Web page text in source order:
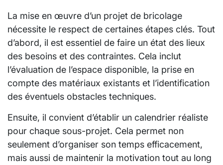
La mise en œuvre d’un projet de bricolage
nécessite le respect de certaines étapes clés. Tout
d’abord, il est essentiel de faire un état des lieux
des besoins et des contraintes. Cela inclut
l’évaluation de l’espace disponible, la prise en
compte des matériaux existants et l’identification
des éventuels obstacles techniques.
Ensuite, il convient d’établir un calendrier réaliste
pour chaque sous-projet. Cela permet non
seulement d’organiser son temps efficacement,
mais aussi de maintenir la motivation tout au long